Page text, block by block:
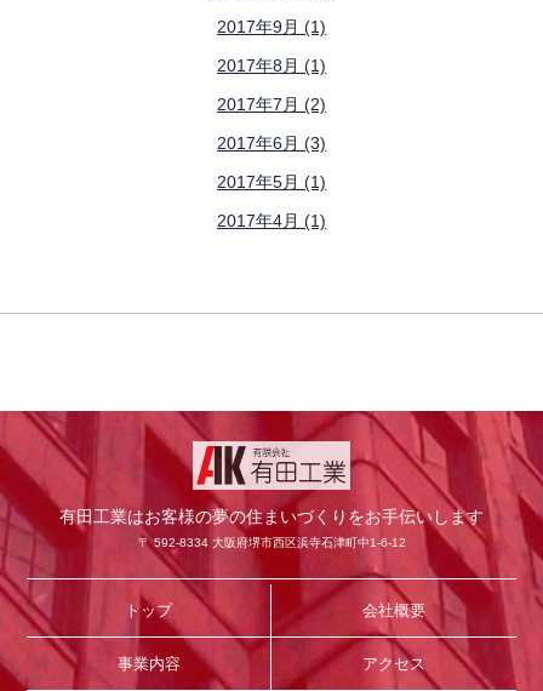
2017年9月 (1)
2017年8月 (1)
2017年7月 (2)
2017年6月 (3)
2017年5月 (1)
2017年4月 (1)
有田工業はお客様の夢の住まいづくりをお手伝いします
〒 592-8334 大阪府堺市西区浜寺石津町中1-6-12
トップ 会社概要
事業内容 アクセス